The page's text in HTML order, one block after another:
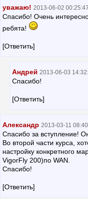
уважаю! 2013-06-02
Спасибо! Очень
ребята!
[Ответить]
Андрей 2013-06-03
Спасибо!
[Ответить]
Александр 2013-03-11
Спасибо за вступление!
Во второй части курса,
настройку конкретного
VigorFly 200)по WAN.
Спасибо!
[Ответить]